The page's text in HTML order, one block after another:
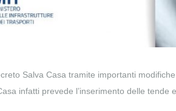
Salva Casa tramite importanti
infatti prevede l’inserimento delle